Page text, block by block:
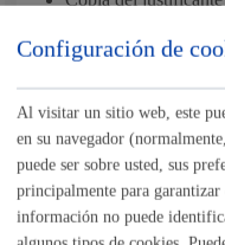
Nota:es obligatorioel
Cantidad a
Configuración de
Al visitar un sitio web, este
en su navegador
puede ser sobre usted, sus
principalmente para
información no puede